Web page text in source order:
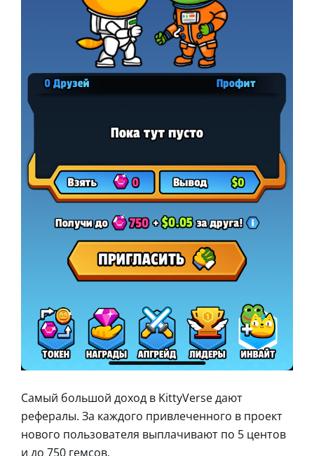
Самый большой доход в KittyVerse дают
рефералы. За каждого привлеченного в проект
нового пользователя выплачивают по 5 центов
и до 750 гемсов.